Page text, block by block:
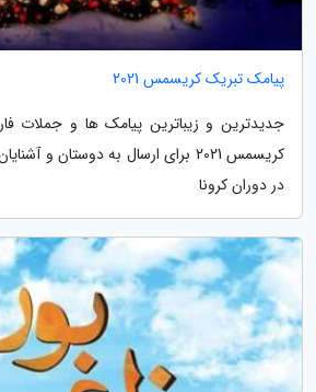
پیامک تبریک کریسمس 2021
جدیدترین و زیباترین پیامک ها و جملات
کریسمس 2021 برای ارسال به دوستان و
در دوران کرونا